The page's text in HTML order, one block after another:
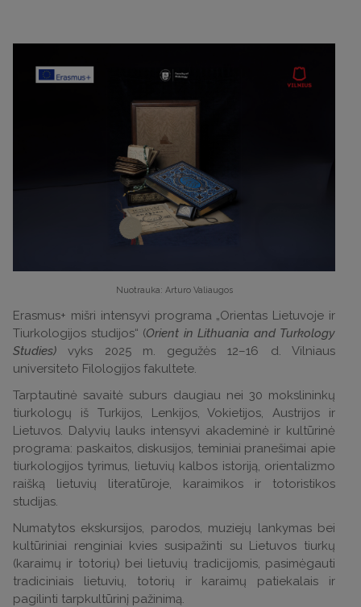
Nuotrauka: Arturo Valiaugos
Erasmus+ mišri intensyvi programa „Orientas Lietuvoje ir
Tiurkologijos studijos“ (Orient in Lithuania and Turkology
Studies) vyks 2025 m. gegužės 12–16 d. Vilniaus
universiteto Filologijos fakultete.
Tarptautinė savaitė suburs daugiau nei 30 mokslininkų
tiurkologų iš Turkijos, Lenkijos, Vokietijos, Austrijos ir
Lietuvos. Dalyvių lauks intensyvi akademinė ir kultūrinė
programa: paskaitos, diskusijos, teminiai pranešimai apie
tiurkologijos tyrimus, lietuvių kalbos istoriją, orientalizmo
raišką lietuvių literatūroje, karaimikos ir totoristikos
studijas.
Numatytos ekskursijos, parodos, muziejų lankymas bei
kultūriniai renginiai kvies susipažinti su Lietuvos tiurkų
(karaimų ir totorių) bei lietuvių tradicijomis, pasimėgauti
tradiciniais lietuvių, totorių ir karaimų patiekalais ir
pagilinti tarpkultūrinį pažinimą.